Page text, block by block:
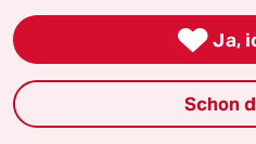
Das bedeutet das
eine bessere
schmerzhaften
Jahre dauern
andere Weise
 Ja,
Schon